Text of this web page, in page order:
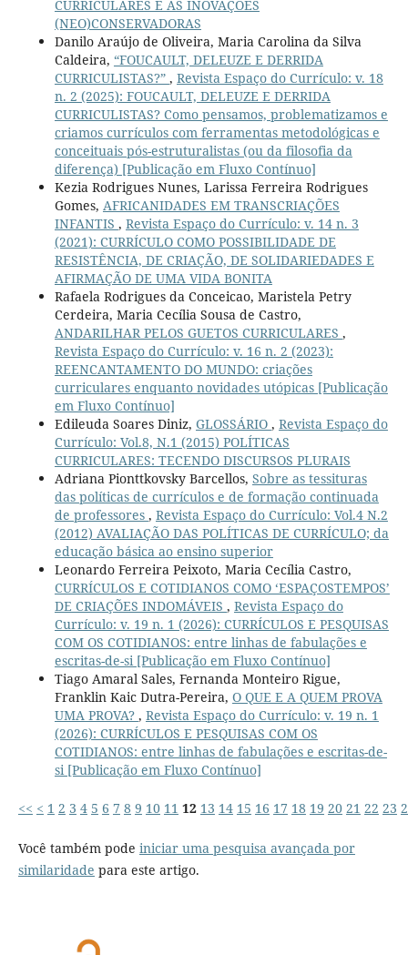
CURRICULARES E AS INOVAÇÕES
(NEO)CONSERVADORAS
Danilo Araújo de Oliveira, Maria Carolina da Silva
Caldeira, “FOUCAULT, DELEUZE E DERRIDA
CURRICULISTAS?” , Revista Espaço do Currículo: v. 18
n. 2 (2025): FOUCAULT, DELEUZE E DERRIDA
CURRICULISTAS? Como pensamos, problematizamos e
criamos currículos com ferramentas metodológicas e
conceituais pós-estruturalistas (ou da filosofia da
diferença) [Publicação em Fluxo Contínuo]
Kezia Rodrigues Nunes, Larissa Ferreira Rodrigues
Gomes, AFRICANIDADES EM TRANSCRIAÇÕES
INFANTIS , Revista Espaço do Currículo: v. 14 n. 3
(2021): CURRÍCULO COMO POSSIBILIDADE DE
RESISTÊNCIA, DE CRIAÇÃO, DE SOLIDARIEDADES E
AFIRMAÇÃO DE UMA VIDA BONITA
Rafaela Rodrigues da Conceicao, Maristela Petry
Cerdeira, Maria Cecília Sousa de Castro,
ANDARILHAR PELOS GUETOS CURRICULARES ,
Revista Espaço do Currículo: v. 16 n. 2 (2023):
REENCANTAMENTO DO MUNDO: criações
curriculares enquanto novidades utópicas [Publicação
em Fluxo Contínuo]
Edileuda Soares Diniz, GLOSSÁRIO , Revista Espaço do
Currículo: Vol.8, N.1 (2015) POLÍTICAS
CURRICULARES: TECENDO DISCURSOS PLURAIS
Adriana Pionttkovsky Barcellos, Sobre as tessituras
das políticas de currículos e de formação continuada
de professores , Revista Espaço do Currículo: Vol.4 N.2
(2012) AVALIAÇÃO DAS POLÍTICAS DE CURRÍCULO; da
educação básica ao ensino superior
Leonardo Ferreira Peixoto, Maria Cecília Castro,
CURRÍCULOS E COTIDIANOS COMO ‘ESPAÇOSTEMPOS’
DE CRIAÇÕES INDOMÁVEIS , Revista Espaço do
Currículo: v. 19 n. 1 (2026): CURRÍCULOS E PESQUISAS
COM OS COTIDIANOS: entre linhas de fabulações e
escritas-de-si [Publicação em Fluxo Contínuo]
Tiago Amaral Sales, Fernanda Monteiro Rigue,
Franklin Kaic Dutra-Pereira, O QUE E A QUEM PROVA
UMA PROVA? , Revista Espaço do Currículo: v. 19 n. 1
(2026): CURRÍCULOS E PESQUISAS COM OS
COTIDIANOS: entre linhas de fabulações e escritas-de-
si [Publicação em Fluxo Contínuo]
<< < 1 2 3 4 5 6 7 8 9 10 11 12 13 14 15 16 17 18 19 20 21 22 23
Você também pode iniciar uma pesquisa avançada por
similaridade para este artigo.